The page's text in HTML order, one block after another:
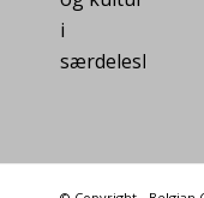
i
særdeleshed.